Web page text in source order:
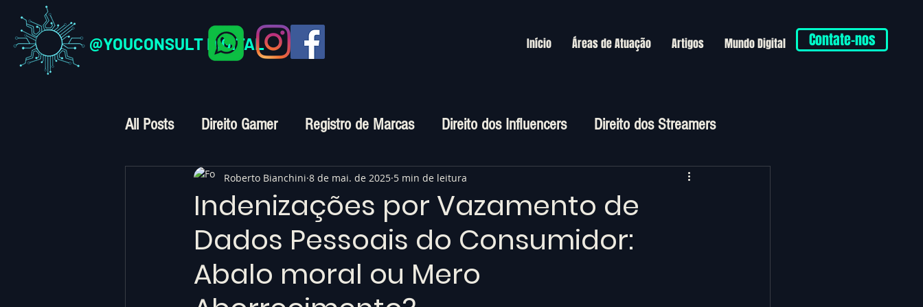
@YOUCONSULT DIGITAL Início Áreas de Atuação Artigos Mundo Digital Contate-nos
All Posts Direito Gamer Registro de Marcas Direito dos Influencers Direito dos Streamers
Direito Digital Crimes Virtuais
Indenizações por Vazamento de
Dados Pessoais do Consumidor:
Abalo moral ou Mero
Roberto Bianchini 8 de mai. de 2025 5 min de leitura